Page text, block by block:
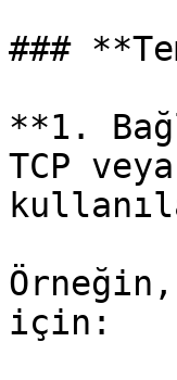
###
**1.
TCP
için: